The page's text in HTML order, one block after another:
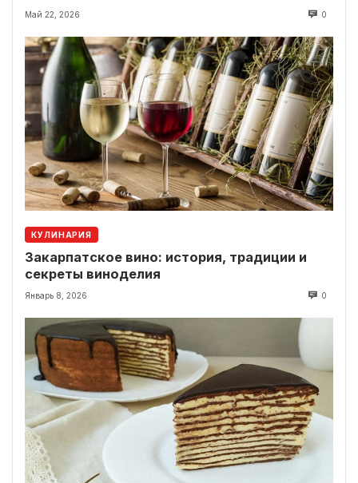
Май 22, 2026 0
КУЛИНАРИЯ
Закарпатское вино: история, традиции и
секреты виноделия
Январь 8, 2026 0